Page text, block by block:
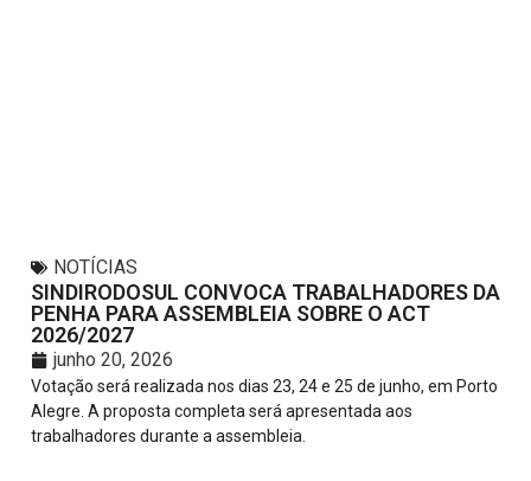
NOTÍCIAS
SINDIRODOSUL CONVOCA TRABALHADORES DA
PENHA PARA ASSEMBLEIA SOBRE O ACT
2026/2027
junho 20, 2026
Votação será realizada nos dias 23, 24 e 25 de junho, em Porto
Alegre. A proposta completa será apresentada aos
trabalhadores durante a assembleia.